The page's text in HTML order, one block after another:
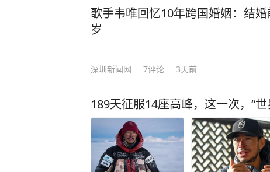
歌手韦唯回忆10年跨国婚姻：结
岁
深圳新闻网 7评论 3天前
189天征服14座高峰，这一次，“